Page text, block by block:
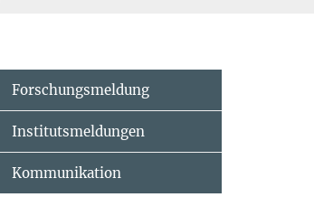
Forschungsmeldung
Institutsmeldungen
Kommunikation